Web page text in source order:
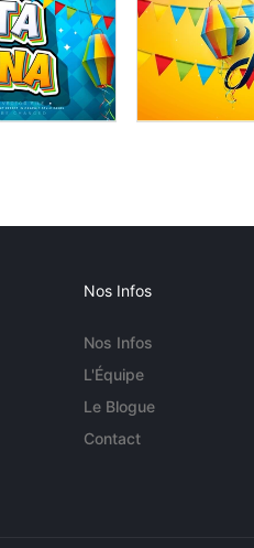
Nos Infos
Nos Infos
L'Équipe
Le Blogue
Contact